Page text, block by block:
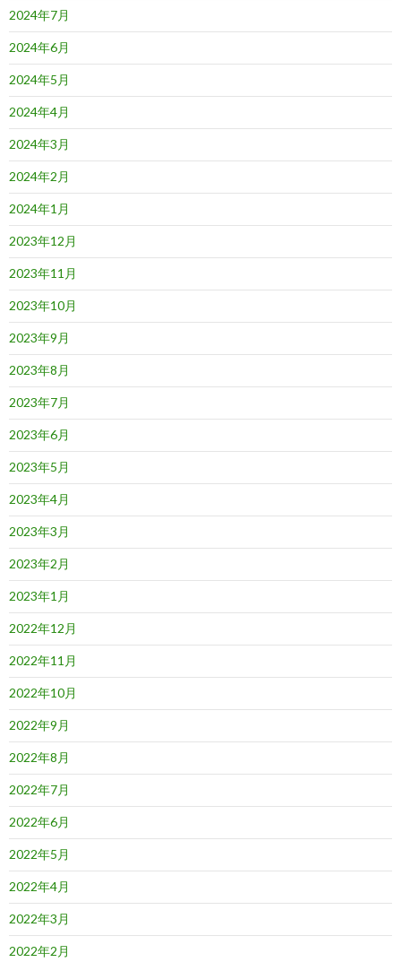
2024年7月
2024年6月
2024年5月
2024年4月
2024年3月
2024年2月
2024年1月
2023年12月
2023年11月
2023年10月
2023年9月
2023年8月
2023年7月
2023年6月
2023年5月
2023年4月
2023年3月
2023年2月
2023年1月
2022年12月
2022年11月
2022年10月
2022年9月
2022年8月
2022年7月
2022年6月
2022年5月
2022年4月
2022年3月
2022年2月